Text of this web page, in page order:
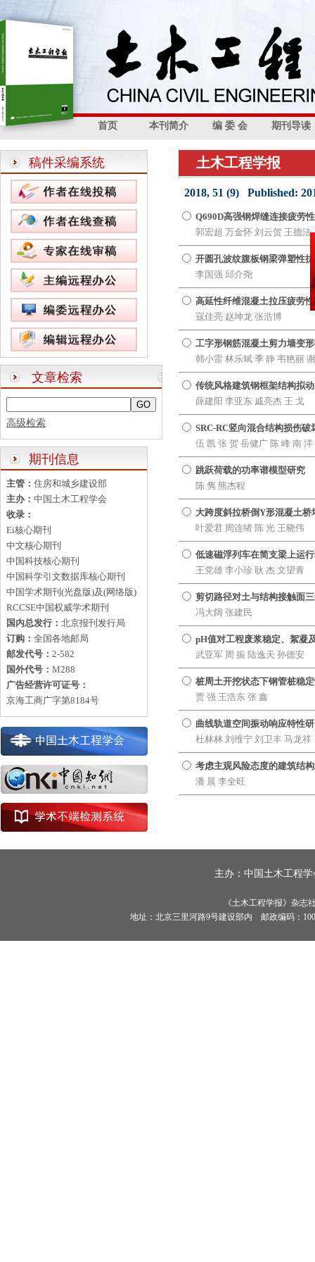
首页 本刊简介 编 委 会 期刊导读
稿件采编系统
文章检索
高级检索
期刊信息
主管： 住房和城乡建设部
主办： 中国土木工程学会
收录：
Ei核心期刊
中文核心期刊
中国科技核心期刊
中国科学引文数据库核心期刊
中国学术期刊(光盘版)及(网络版)
RCCSE中国权威学术期刊
国内总发行： 北京报刊发行局
订购： 全国各地邮局
邮发代号： 2-582
国外代号： M288
广告经营许可证号：
京海工商广字第8184号
土木工程学报
2018, 51 (9) Published:
Q690D高强钢焊缝连接疲劳
郭宏超 万金怀 刘云贺 王德法
开圆孔波纹腹板钢梁弹塑性
李国强 邱介尧
高延性纤维混凝土拉压疲劳
寇佳亮 赵坤龙 张浩博
工字形钢筋混凝土剪力墙变
韩小雷 林乐斌 季 静 韦艳丽
传统风格建筑钢框架结构拟
薛建阳 李亚东 戚亮杰 王 戈
SRC-RC竖向混合结构损伤破
伍 凯 张 贺 岳健广 陈 峰 南 洋
跳跃荷载的功率谱模型研究
陈 隽 熊杰程
大跨度斜拉桥倒Y形混凝土
叶爱君 周连绪 陈 光 王晓伟
低速磁浮列车在简支梁上运
王党雄 李小珍 耿 杰 文望青
剪切路径对土与结构接触面
冯大阔 张建民
pH值对工程废浆稳定、絮凝
武亚军 周 振 陆逸天 孙德安
桩周土开挖状态下钢管桩稳
贾 强 王浩东 张 鑫
曲线轨道空间振动响应特性
杜林林 刘维宁 刘卫丰 马龙祥
考虑主观风险态度的建筑结
潘 晨 李全旺
主办： 中国土木工程学
《土木工程学报》杂志
地址：北京三里河路9号建设部内 邮政编码：